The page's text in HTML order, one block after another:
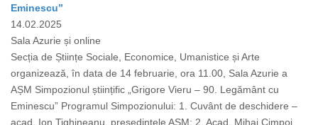
Eminescu”
14.02.2025
Sala Azurie și online
Secția de Științe Sociale, Economice, Umanistice și Arte
organizează, în data de 14 februarie, ora 11.00, Sala Azurie a
AȘM Simpozionul științific „Grigore Vieru – 90. Legământ cu
Eminescu” Programul Simpozionului: 1. Cuvânt de deschidere –
acad. Ion Tighineanu, președintele AȘM; 2. Acad. Mihai Cimpoi